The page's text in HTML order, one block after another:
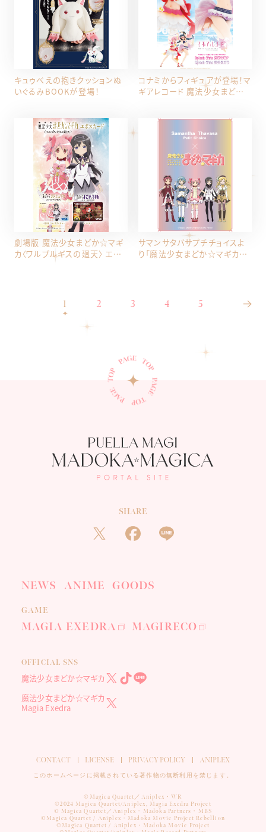
キュゥべえの抱きクッションぬ
いぐるみBOOKが登場！
コナミからフィギュアが登場！マ
ギアレコード 魔法少女まどか
劇場版 魔法少女まどか☆マギ
カ〈ワルプルギスの廻天〉 エポ
サマンサタバサプチチョイスよ
り「魔法少女まどか☆マギカ」と
1 2 3 4 5
SHARE
NEWS ANIME GOODS
GAME
MAGIA EXEDRA MAGIRECO
OFFICIAL SNS
魔法少女まどか☆マギカ
魔法少女まどか☆マギカ
Magia Exedra
CONTACT LICENSE PRIVACY POLICY ANIPLEX
このホームページに掲載されている著作物の無断利用を禁じます。
©Magica Quartet／Aniplex・WR
©2024 Magica Quartet/Aniplex, Magia Exedra Project
© Magica Quartet／Aniplex・Madoka Partners・MBS
©Magica Quartet / Aniplex・Madoka Movie Project Rebellion
©Magica Quartet / Aniplex・Madoka Movie Project